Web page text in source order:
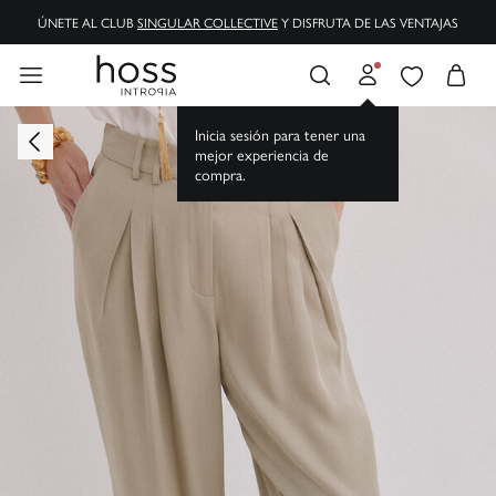
ÚNETE AL CLUBSINGULAR COLLECTIVEY DISFRUTA DE LAS VENTAJAS
Inicia sesión para tener una
mejor experiencia de
compra.